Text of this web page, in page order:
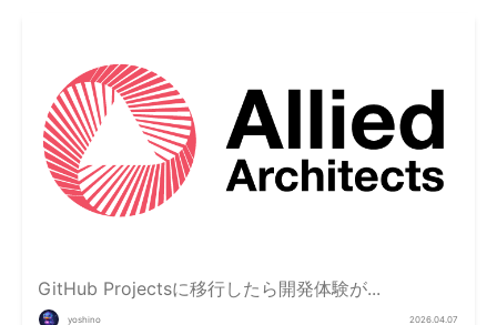
GitHub Projectsに移行したら開発体験が...
yoshino 2026.04.07